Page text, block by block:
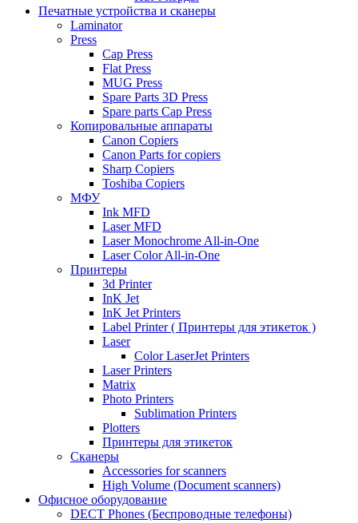
Печатные устройства и сканеры
Laminator
Press
Cap Press
Flat Press
MUG Press
Spare Parts 3D Press
Spare parts Cap Press
Копировальные аппараты
Canon Copiers
Canon Parts for copiers
Sharp Copiers
Toshiba Copiers
МФУ
Ink MFD
Laser MFD
Laser Monochrome All-in-One
Laser Color All-in-One
Принтеры
3d Printer
InK Jet
InK Jet Printers
Label Printer ( Принтеры для этикеток )
Laser
Color LaserJet Printers
Laser Printers
Matrix
Photo Printers
Sublimation Printers
Plotters
Принтеры для этикеток
Сканеры
Accessories for scanners
High Volume (Document scanners)
Офисное оборудование
DECT Phones (Беспроводные телефоны)